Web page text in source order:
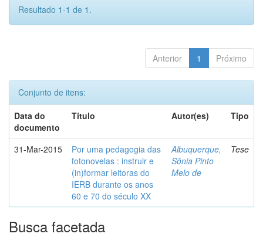
Resultado 1-1 de 1.
Anterior 1 Próximo
Conjunto de itens:
Data do
documento
Título Autor(es) Tipo
31-Mar-2015
Por uma pedagogia das
fotonovelas : instruir e
(in)formar leitoras do
IERB durante os anos
60 e 70 do século XX
Albuquerque,
Sônia Pinto
Melo de
Tese
Busca facetada